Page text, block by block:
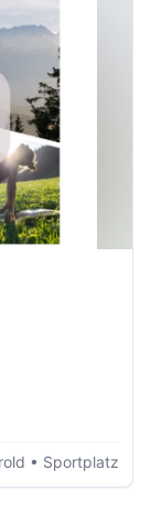
• Sportplatz